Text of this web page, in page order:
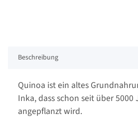
Beschreibung
Quinoa ist ein altes
Inka, dass schon seit über 5000
angepflanzt wird.